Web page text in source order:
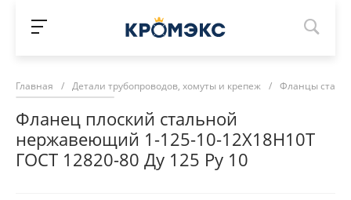
Главная / Детали трубопроводов, хомуты и крепеж / Фланцы
Фланец плоский стальной
нержавеющий 1-125-10-12Х18Н10Т
ГОСТ 12820-80 Ду 125 Ру 10